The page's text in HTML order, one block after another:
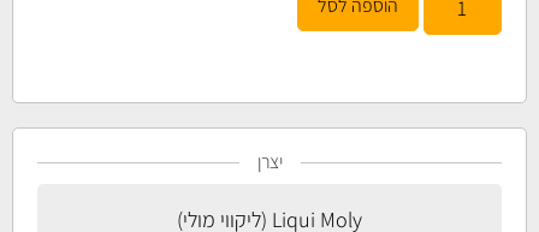
הוספה לסל
יצרן
Liqui Moly (ליקווי מולי)